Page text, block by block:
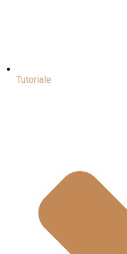
Tutoriale